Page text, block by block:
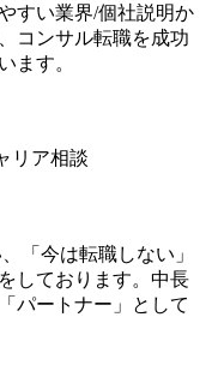
った営業活動、デリ
の協業、新規ソリュ
顧客基盤、エンジニ
(19:20開場) 2026年8
抽選とさせていただ
ァーム経験者の方を
「サロンイベント」
現場社員と直接交流
さい。 当日はXspear
の他現場社員が複数
ノ門ヒルズ付近 ※詳
でご連絡いたしま
ー以上の職務を担当
りを広げる取り組み
展開を見据えてい
程度だが、英語が得
note.com/dirbato/n/n0
Studio 「使命はテクノ
。日本に求められるI
forbesjapan.com/article
Studio 「コンサル業
最前線パートナーが
articles/
Zzdm
Forbes JAPAN Bra
帯 。IT特化の急成長
articles/
すい業界/個社説明か
コンサル転職を成功
ます。
リア相談
「今は転職しない」
しております。中長
パートナー」として